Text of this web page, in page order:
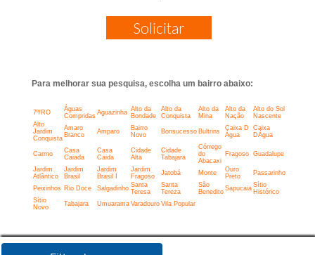
Solicitar
Para melhorar sua pesquisa, escolha um bairro abaixo:
7º/RO
Águas
Compridas Aguazinha Alto da
Bondade
Alto da
Conquista
Alto da
Mina
Alto da
Nação
Alto do Sol
Nascente
Alto
Jardim
Conquista
Amaro
Branco
Amparo
Bairro
Novo
Bonsucesso Bultrins
Caixa D
Água
Caixa
DÁgua
Carmo
Casa
Caiada
Casa
Caida
Cidade
Alta
Cidade
Tabajara
Córrego
do
Abacaxi
Fragoso Guadalupe
Jardim
Atlântico
Jardim
Brasil
Jardim
Brasil I
Jardim
Fragoso
Jatobá Monte
Ouro
Preto
Passarinho
Peixinhos Rio Doce Salgadinho Santa
Teresa
Santa
Tereza
São
Benedito Sapucaia Sítio
Histórico
Sítio
Novo
Tabajara Umuarama Varadouro Vila Popular